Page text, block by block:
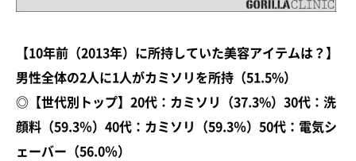
【10年前（2013年）に所持していた美容アイテムは？】
男性全体の2人に1人がカミソリを所持（51.5%）
◎【世代別トップ】20代：カミソリ（37.3%）30代：洗
顔料（59.3％）40代：カミソリ（59.3％）50代：電気シ
ェーバー（56.0％）